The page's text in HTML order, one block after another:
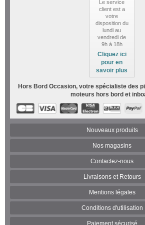
Le service
client est a
votre
disposition du
lundi au
vendredi de
9h à 18h
Cliquez ici
pour en
savoir plus
Hors Bord Occasion, votre spécialiste des
moteurs hors bord et
Nouveaux produits
Nos magasins
Contactez-nous
Livraisons et Retours
Mentions légales
Conditions d'utilisation
Paiement sécurisé